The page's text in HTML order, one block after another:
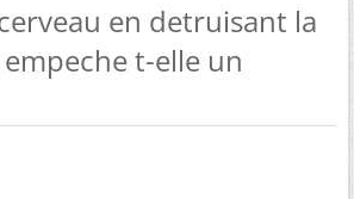
en detruisant la
t-elle un